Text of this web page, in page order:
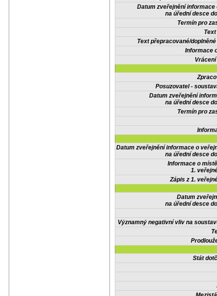
Datum zveřejnění informace
na úřední desce
Termín pro
Text přepracované/
Informace
Posuzovatel -
Datum zveřejnění
na úřední desce
Termín pro
Datum zveřejnění informace o
na úřední desce
Informace o
1.
Zápis z 1.
Datum
na úřední desce
Významný negativní vliv na
Stát